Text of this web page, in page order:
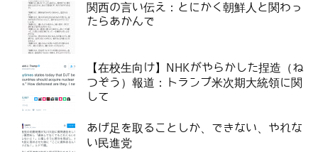
関西の言い伝え：とにかく朝鮮人と関わっ
たらあかんで
【在校生向け】NHKがやらかした捏造（ね
つぞう）報道：トランプ米次期大統領に関
して
あげ足を取ることしか、できない、やれな
い民進党